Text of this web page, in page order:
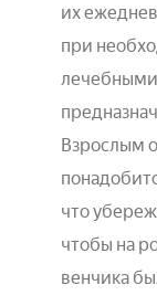
их
при
лечебными
Взрослым
что
чтобы на
венчика